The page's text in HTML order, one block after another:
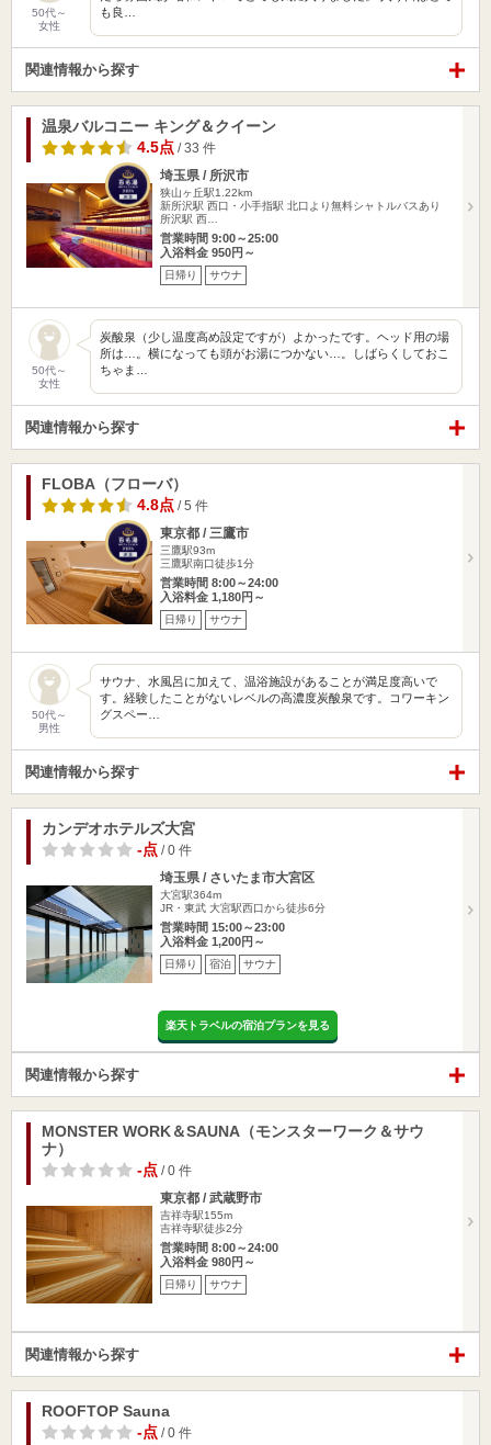
50代～
女性
も良…
関連情報から探す
温泉バルコニー キング＆クイーン
4.5点 / 33 件
埼玉県 / 所沢市
狭山ヶ丘駅1.22km
新所沢駅 西口・小手指駅 北口より無料シャトルバスあり
所沢駅 西…
営業時間 9:00～25:00
入浴料金 950円～
日帰り サウナ
50代～
女性
炭酸泉（少し温度高め設定ですが）よかったです。ヘッド用の場
所は…。横になっても頭がお湯につかない…。しばらくしておこ
ちゃま…
関連情報から探す
FLOBA（フローバ）
4.8点 / 5 件
東京都 / 三鷹市
三鷹駅93m
三鷹駅南口徒歩1分
営業時間 8:00～24:00
入浴料金 1,180円～
日帰り サウナ
50代～
男性
サウナ、水風呂に加えて、温浴施設があることが満足度高いで
す。経験したことがないレベルの高濃度炭酸泉です。コワーキン
グスペー…
関連情報から探す
カンデオホテルズ大宮
-点 / 0 件
埼玉県 / さいたま市大宮区
大宮駅364m
JR・東武 大宮駅西口から徒歩6分
営業時間 15:00～23:00
入浴料金 1,200円～
日帰り 宿泊 サウナ
楽天トラベルの宿泊プランを見る
関連情報から探す
MONSTER WORK＆SAUNA（モンスターワーク＆サウ
ナ）
-点 / 0 件
東京都 / 武蔵野市
吉祥寺駅155m
吉祥寺駅徒歩2分
営業時間 8:00～24:00
入浴料金 980円～
日帰り サウナ
関連情報から探す
ROOFTOP Sauna
-点 / 0 件